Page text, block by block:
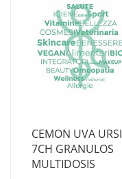
CEMON UVA URSI
7CH GRANULOS
MULTIDOSIS